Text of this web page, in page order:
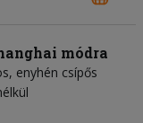
módra
enyhén csípős